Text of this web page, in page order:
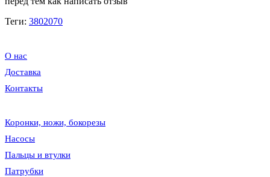
Теги: 3802070
О нас
Доставка
Контакты
Коронки, ножи, бокорезы
Насосы
Пальцы и втулки
Патрубки